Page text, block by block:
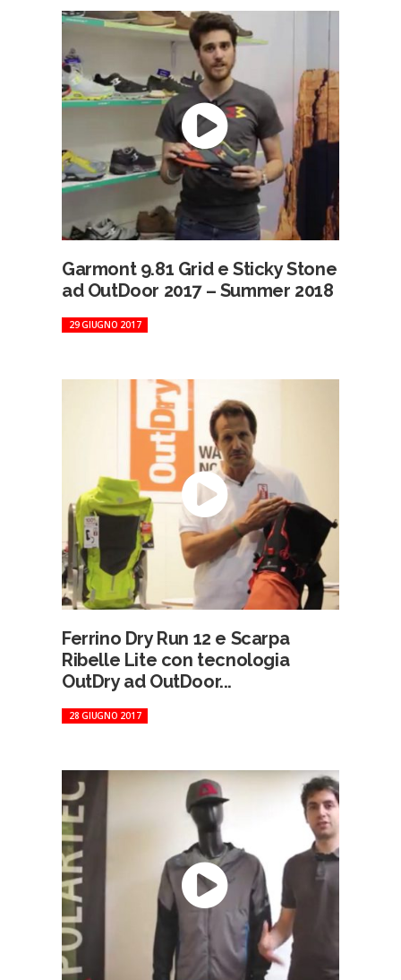
Garmont 9.81 Grid e Sticky Stone
ad OutDoor 2017 – Summer 2018
29 GIUGNO 2017
Ferrino Dry Run 12 e Scarpa
Ribelle Lite con tecnologia
OutDry ad OutDoor...
28 GIUGNO 2017